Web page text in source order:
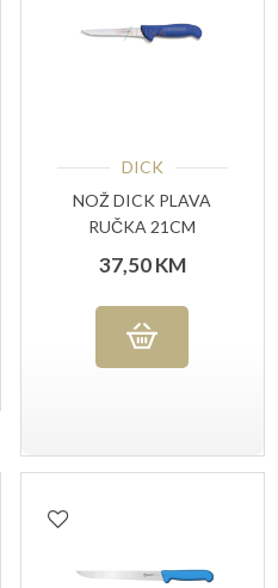
DICK
NOŽ DICK PLAVA
RUČKA 21CM
37,50KM